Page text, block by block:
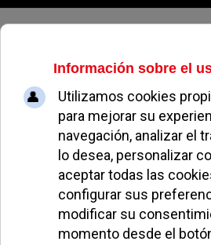
Domingo, 09 de agosto
Vox vota a favor de
Reglamento
el PP les acusa de
izquierda
REDACCIÓN POLÍTICA 19 JULIO 2019